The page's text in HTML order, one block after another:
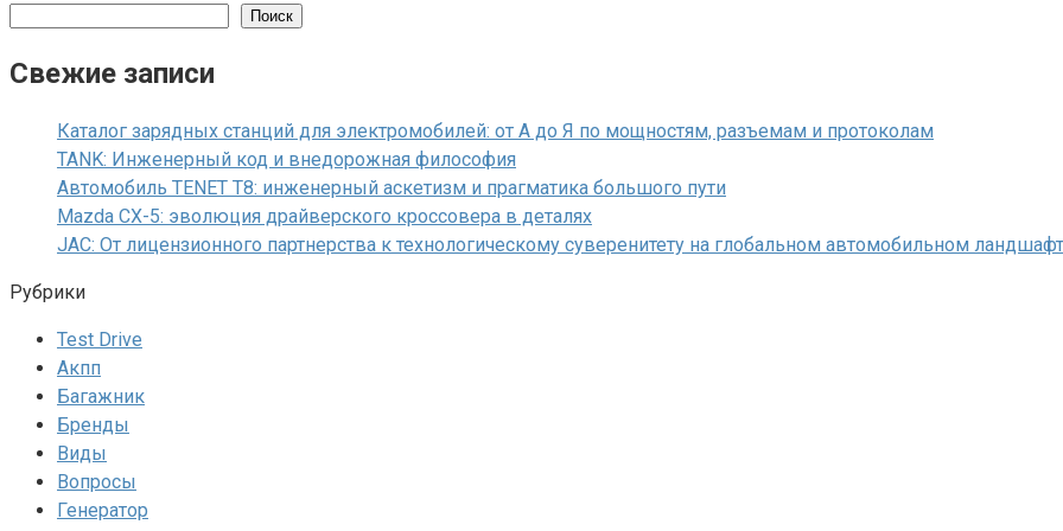
Поиск
Свежие записи
Каталог зарядных станций для электромобилей: от А до Я по мощностям, разъемам и протоколам
TANK: Инженерный код и внедорожная философия
Автомобиль TENET T8: инженерный аскетизм и прагматика большого пути
Mazda CX-5: эволюция драйверского кроссовера в деталях
JAC: От лицензионного партнерства к технологическому суверенитету на глобальном автомобильном
Рубрики
Test Drive
Акпп
Багажник
Бренды
Виды
Вопросы
Генератор